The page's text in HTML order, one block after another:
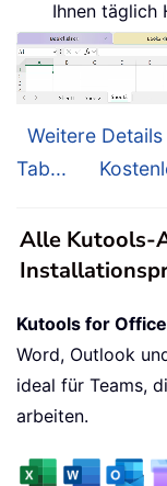
Ihnen täglich
Weitere
Tab...
Alle Kutools-
Kutools for Office
Word, Outlook
ideal für Teams,
arbeiten.